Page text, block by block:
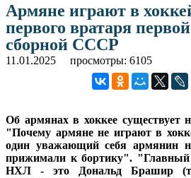
Армяне играют в
первого вратаря
сборной СССР
11.01.2025 просмотры: 6105
Об армянах в хоккее существует
"Почему армяне не играют в
один уважающий себя армянин
прижимали к бортику". "Главный
НХЛ - это Дональд Брашир